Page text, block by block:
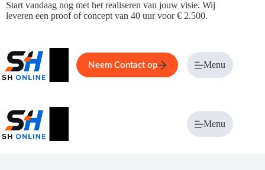
Ga
naar
Start vandaag nog met het realiseren van jouw visie. Wij
leveren een proof of concept van 40 uur voor € 2.500.
Home Service Over ons
Neem Contact op Menu
Menu